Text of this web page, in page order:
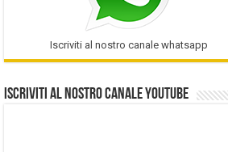
Iscriviti al nostro canale whatsapp
Iscriviti al nostro Canale Youtube